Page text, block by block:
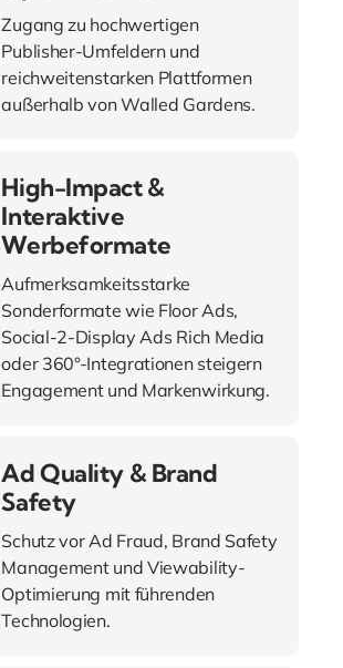
Zugang zu hochwertigen
Publisher-Umfeldern und
reichweitenstarken Plattformen
außerhalb von Walled Gardens.
High-Impact &
Interaktive
Werbeformate
Aufmerksamkeitsstarke
Sonderformate wie Floor Ads,
Social-2-Display Ads Rich Media
oder 360°-Integrationen steigern
Engagement und Markenwirkung.
Ad Quality & Brand
Safety
Schutz vor Ad Fraud, Brand Safety
Management und Viewability-
Optimierung mit führenden
Technologien.